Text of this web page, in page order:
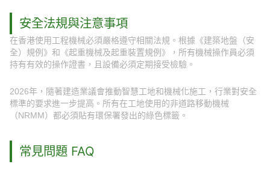
安全法規與注意事項
在香港使用工程機械必須嚴格遵守相關法規。根據《建築地盤（安
全）規例》和《起重機械及起重裝置規例》，所有機械操作員必須
持有有效的操作證書，且設備必須定期接受檢驗。
2026年，隨著建造業議會推動智慧工地和機械化施工，行業對安全
標準的要求進一步提高。所有在工地使用的非道路移動機械
（NRMM）都必須貼有環保署發出的綠色標籤。
常見問題 FAQ